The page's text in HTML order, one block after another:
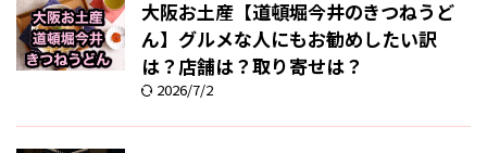
大阪お土産【道頓堀今井のきつねうど
ん】グルメな人にもお勧めしたい訳
は？店舗は？取り寄せは？
2026/7/2